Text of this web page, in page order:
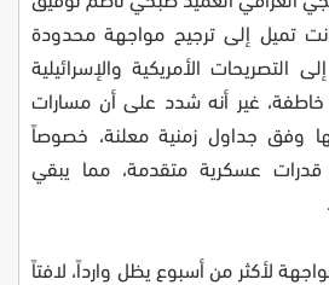
تميل إلى ترجيح مواجهة محدودة
التصريحات الأمريكية والإسرائيلية
غير أنه شدد على أن مسارات
وفق جداول زمنية معلنة، خصوصاً
قدرات عسكرية متقدمة، مما يبقي
لأكثر من أسبوع يظل وارداً، لافتاً